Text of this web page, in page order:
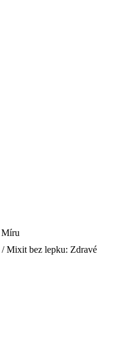
/ Mixit bez lepku: Zdravé